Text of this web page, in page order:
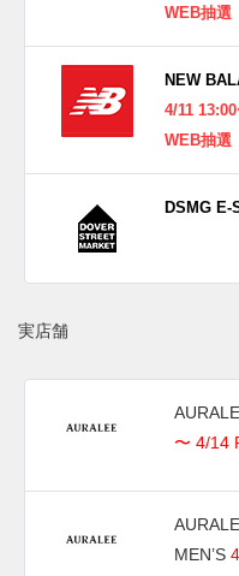
格は26,400円 (税込)。 ま
WEB抽選
NEW
4/11
WEB抽選
DSMG E-
実店舗
〜 4/14
MEN’S